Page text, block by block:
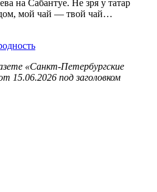
на Сабантуе. Не зря у татар
мой чай — твой чай…
«Санкт-Петербургские
15.06.2026 под заголовком